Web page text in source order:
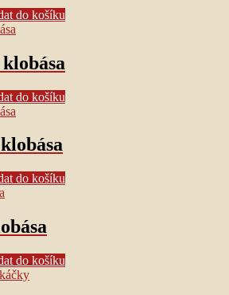
do košíku
do košíku
do košíku
do košíku